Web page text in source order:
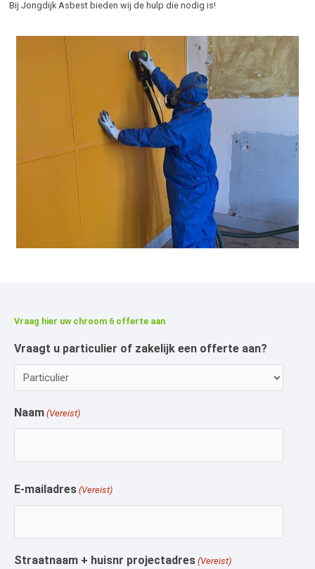
Bij Jongdijk Asbest bieden wij de hulp die nodig is!
Vraag hier uw chroom 6 offerte aan
Vraagt u particulier of zakelijk een offerte aan?
Naam (Vereist)
Voornaam
E-mailadres (Vereist)
Straatnaam + huisnr projectadres (Vereist)